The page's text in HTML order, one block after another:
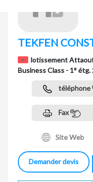
TEKFEN
lotissement
Business Class - 1°
téléphone
Fax
Site Web
Demander devis